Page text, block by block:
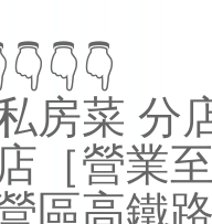
房菜 分
［營業
區高鐵